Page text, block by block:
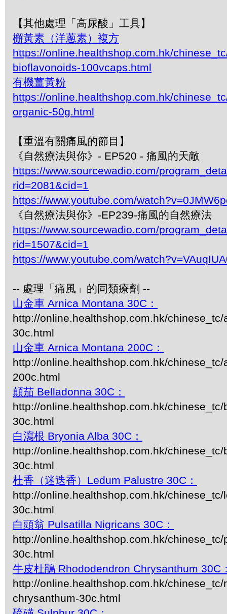
【其他處理「高尿酸」工具】
檞黃素（洋蔥素）複方
https://online.healthshop.com.hk/
bioflavonoids-100vcaps.html
有機薑黃粉
https://online.healthshop.com.hk/
organic-50g.html
【重溫有關痛風的節目】
《自然療法與你》- EP520 - 痛風的天敵
https://www.sourcewadio.com/
rid=2081&cid=1
https://www.youtube.com/
《自然療法與你》-EP239-痛風的自然療法
https://www.sourcewadio.com/
rid=1507&cid=1
https://www.youtube.com/
-- 處理「痛風」的同類療劑 --
山金車 Arnica Montana 30C：
http://online.healthshop.com.hk/
30c.html
山金車 Arnica Montana 200C：
http://online.healthshop.com.hk/
200c.html
顛茄 Belladonna 30C：
http://online.healthshop.com.hk/chinese_tc/
30c.html
白瀉根 Bryonia Alba 30C：
http://online.healthshop.com.hk/chinese_tc/
30c.html
杜香（迷迭香）Ledum Palustre 30C：
http://online.healthshop.com.hk/
30c.html
白頭翁 Pulsatilla Nigricans 30C：
http://online.healthshop.com.hk/
30c.html
牛皮杜鵑 Rhododendron Chrysanthum 30C
http://online.healthshop.com.hk/chinese_tc/
chrysanthum-30c.html